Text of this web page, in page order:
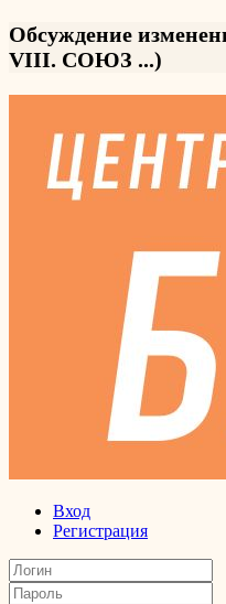
Обсуждение
VIII. СОЮЗ ...)
Вход
Регистрация